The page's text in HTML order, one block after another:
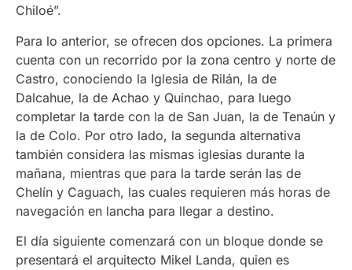
Chiloé”.
Para lo anterior, se ofrecen dos opciones. La primera
cuenta con un recorrido por la zona centro y norte de
Castro, conociendo la Iglesia de Rilán, la de
Dalcahue, la de Achao y Quinchao, para luego
completar la tarde con la de San Juan, la de Tenaún y
la de Colo. Por otro lado, la segunda alternativa
también considera las mismas iglesias durante la
mañana, mientras que para la tarde serán las de
Chelín y Caguach, las cuales requieren más horas de
navegación en lancha para llegar a destino.
El día siguiente comenzará con un bloque donde se
presentará el arquitecto Mikel Landa, quien es